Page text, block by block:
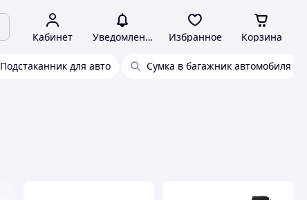
Кабинет Уведомления Избранное Корзина
Подстаканник для авто Сумка в багажник автомобиля